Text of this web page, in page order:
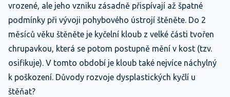
vrozené, ale jeho vzniku zásadně přispívají až špatné
podmínky při vývoji pohybového ústrojí štěněte. Do 2
měsíců věku štěněte je kyčelní kloub z velké části tvořen
chrupavkou, která se potom postupně mění v kost (tzv.
osifikuje). V tomto období je kloub také nejvíce náchylný
k poškození. Důvody rozvoje dysplastických kyčlí u
štěňat?